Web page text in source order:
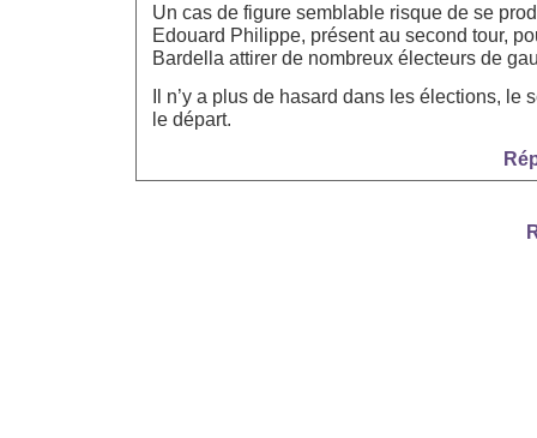
Un cas de figure semblable risque de se
Edouard Philippe, présent au second tour,
Bardella attirer de nombreux électeurs de
Il n’y a plus de hasard dans les élections, le
le départ.